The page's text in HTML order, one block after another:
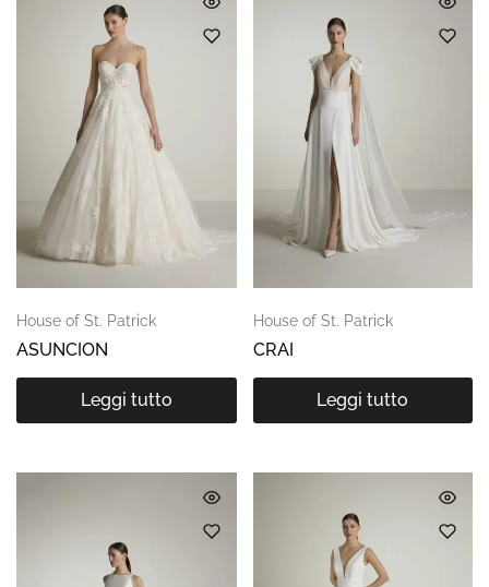
House of St. Patrick
ASUNCION
Leggi tutto
House of St. Patrick
CRAI
Leggi tutto